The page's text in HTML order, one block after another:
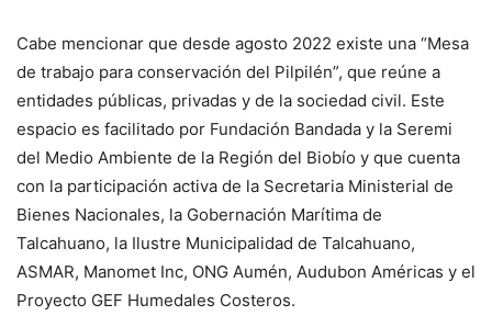
Cabe mencionar que desde agosto 2022 existe una “Mesa
de trabajo para conservación del Pilpilén”, que reúne a
entidades públicas, privadas y de la sociedad civil. Este
espacio es facilitado por Fundación Bandada y la Seremi
del Medio Ambiente de la Región del Biobío y que cuenta
con la participación activa de la Secretaria Ministerial de
Bienes Nacionales, la Gobernación Marítima de
Talcahuano, la Ilustre Municipalidad de Talcahuano,
ASMAR, Manomet Inc, ONG Aumén, Audubon Américas y el
Proyecto GEF Humedales Costeros.